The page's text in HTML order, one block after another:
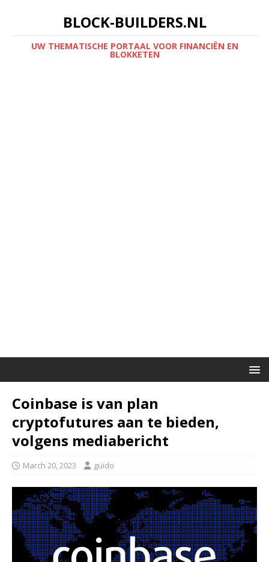
BLOCK-BUILDERS.NL
UW THEMATISCHE PORTAAL VOOR FINANCIËN EN
BLOKKETEN
Coinbase is van plan
cryptofutures aan te bieden,
volgens mediabericht
March 20, 2023 guido